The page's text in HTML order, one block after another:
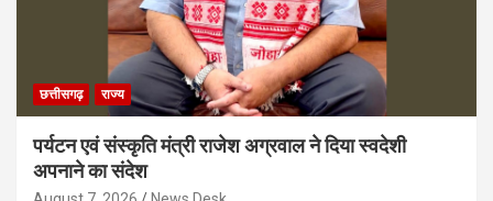
छत्तीसगढ़ राज्य
पर्यटन एवं संस्कृति मंत्री राजेश अग्रवाल ने दिया स्वदेशी
अपनाने का संदेश